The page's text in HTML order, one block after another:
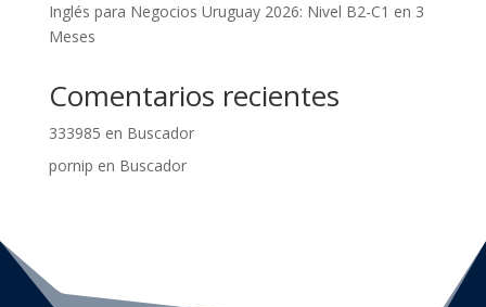
Inglés para Negocios Uruguay 2026: Nivel B2-C1 en 3
Meses
Comentarios recientes
333985 en Buscador
pornip en Buscador